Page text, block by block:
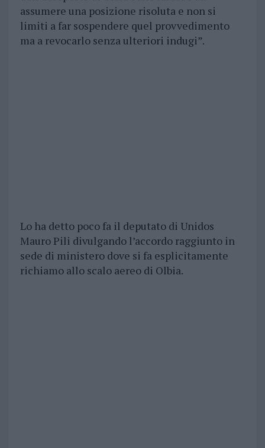
assumere una posizione risoluta e non si
limiti a far sospendere quel provvedimento
ma a revocarlo senza ulteriori indugi”.
Lo ha detto poco fa il deputato di Unidos
Mauro Pili divulgando l’accordo raggiunto in
sede di ministero dove si fa esplicitamente
richiamo allo scalo aereo di Olbia.